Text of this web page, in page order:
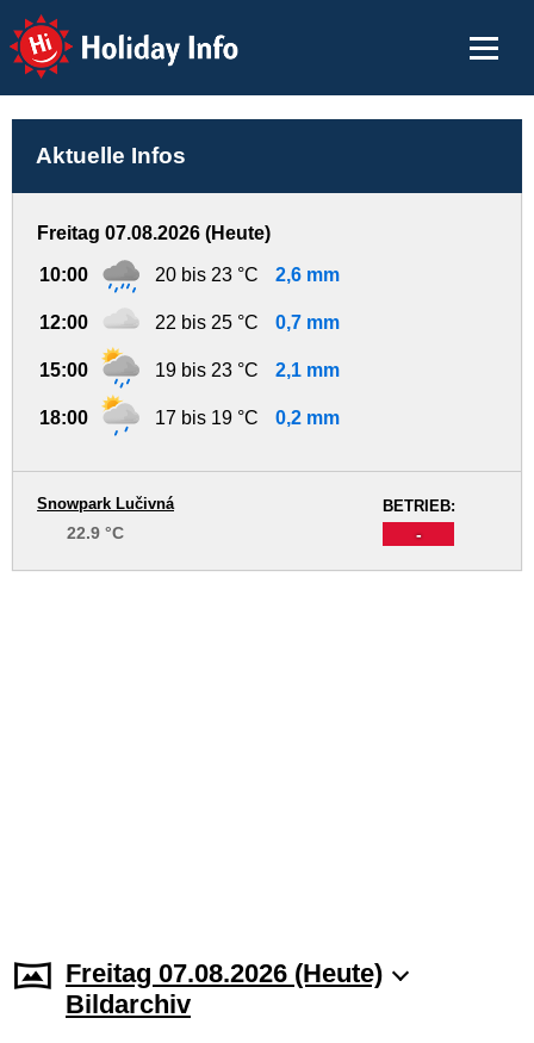
Holiday Info
Aktuelle Infos
Freitag 07.08.2026 (Heute)
10:00 20 bis 23 °C 2,6 mm
12:00 22 bis 25 °C 0,7 mm
15:00 19 bis 23 °C 2,1 mm
18:00 17 bis 19 °C 0,2 mm
BETRIEB:
-
Snowpark Lučivná
22.9 °C
Freitag 07.08.2026 (Heute)
Bildarchiv